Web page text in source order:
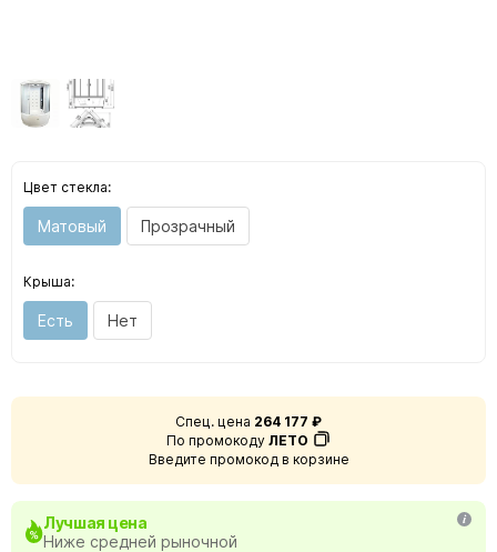
Цвет стекла:
Матовый Прозрачный
Крыша:
Есть Нет
Спец. цена 264 177 ₽
По промокоду ЛЕТО
Введите промокод в корзине
Лучшая цена
Ниже средней рыночной